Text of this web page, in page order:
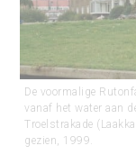
De voormalige
vanaf het water aan
Troelstrakade
gezien, 1999.